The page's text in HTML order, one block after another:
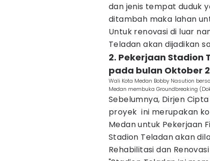
dan jenis tempat duduk
ditambah maka lahan
Untuk renovasi di luar
Teladan akan dijadikan
2. Pekerjaan
pada bulan Oktober
Wali Kota Medan Bobby Nasution
Medan membuka Groundbreaking
Sebelumnya, Dirjen
proyek ini merupakan
Medan untuk Pekerjaan
Stadion Teladan akan
Rehabilitasi dan